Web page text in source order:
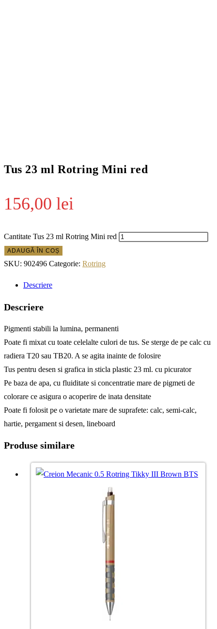
Tus 23 ml Rotring Mini red
156,00 lei
Cantitate Tus 23 ml Rotring Mini red
ADAUGĂ ÎN COȘ
SKU: 902496 Categorie: Rotring
Descriere
Descriere
Pigmenti stabili la lumina, permanenti
Poate fi mixat cu toate celelalte culori de tus. Se sterge de pe calc cu
radiera T20 sau TB20. A se agita inainte de folosire
Tus pentru desen si grafica in sticla plastic 23 ml. cu picurator
Pe baza de apa, cu fluiditate si concentratie mare de pigmeti de
colorare ce asigura o acoperire de inata densitate
Poate fi folosit pe o varietate mare de suprafete: calc, semi-calc,
hartie, pergament si desen, lineboard
Produse similare